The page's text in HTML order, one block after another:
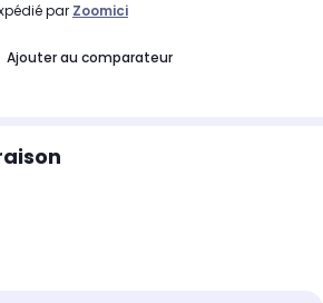
par Zoomici
Ajouter au comparateur